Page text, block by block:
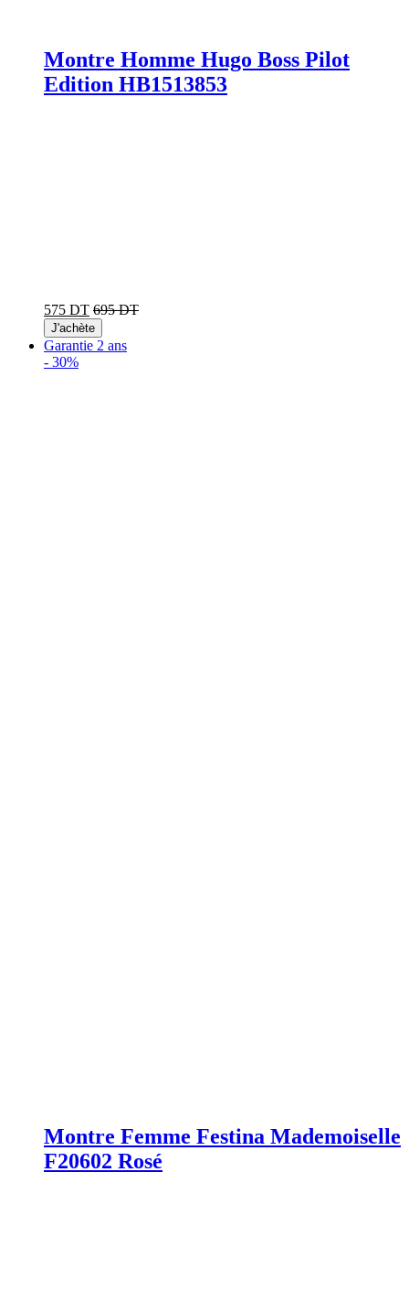
Montre Homme Hugo Boss Pilot
Edition HB1513853
575 DT 695 DT
J'achète
Garantie 2 ans
- 30%
Montre Femme Festina Mademoiselle
F20602 Rosé